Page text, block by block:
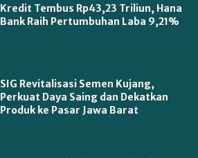
Kredit Tembus Rp43,23 Triliun, Hana
Bank Raih Pertumbuhan Laba 9,21%
SIG Revitalisasi Semen Kujang,
Perkuat Daya Saing dan Dekatkan
Produk ke Pasar Jawa Barat